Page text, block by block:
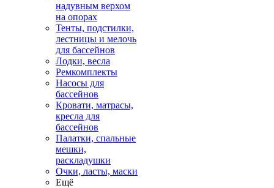
надувным верхом
на опорах
Тенты, подстилки,
лестницы и мелочь
для бассейнов
Лодки, весла
Ремкомплекты
Насосы для
бассейнов
Кровати, матрасы,
кресла для
бассейнов
Палатки, спальные
мешки,
раскладушки
Очки, ласты, маски
Ещё